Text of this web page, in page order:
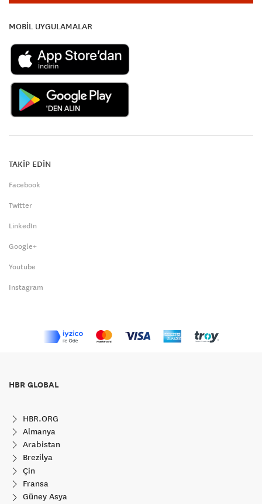
MOBİL UYGULAMALAR
TAKİP EDİN
Facebook
Twitter
LinkedIn
Google+
Youtube
Instagram
HBR GLOBAL
HBR.ORG
Almanya
Arabistan
Brezilya
Çin
Fransa
Güney Asya